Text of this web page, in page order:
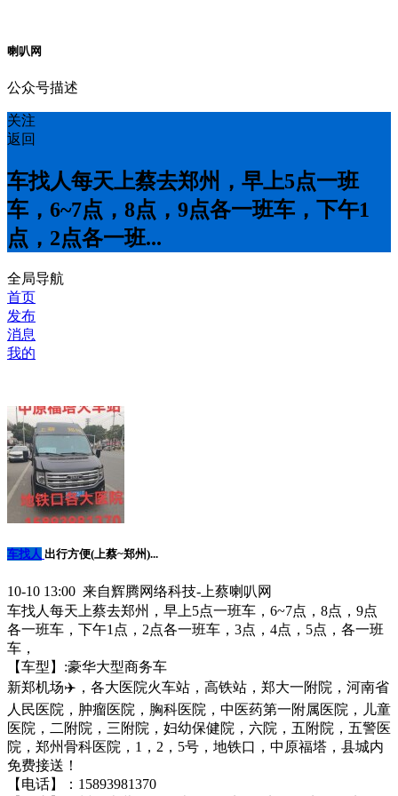
喇叭网
公众号描述
关注
返回
车找人每天上蔡去郑州，早上5点一班
车，6~7点，8点，9点各一班车，下午1
点，2点各一班...
全局导航
首页
发布
消息
我的
车找人 出行方便(上蔡~郑州)...
10-10 13:00 来自辉腾网络科技-上蔡喇叭网
车找人每天上蔡去郑州，早上5点一班车，6~7点，8点，9点
各一班车，下午1点，2点各一班车，3点，4点，5点，各一班
车，
【车型】:豪华大型商务车
新郑机场✈️，各大医院火车站，高铁站，郑大一附院，河南省
人民医院，肿瘤医院，胸科医院，中医药第一附属医院，儿童
医院，二附院，三附院，妇幼保健院，六院，五附院，五警医
院，郑州骨科医院，1，2，5号，地铁口，中原福塔，县城内
免费接送！
【电话】：15893981370